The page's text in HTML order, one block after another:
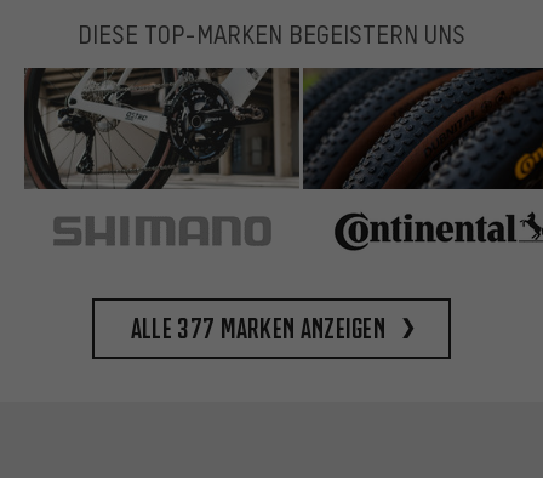
DIESE TOP-MARKEN BEGEISTERN UNS
Alle 377 Marken anzeigen